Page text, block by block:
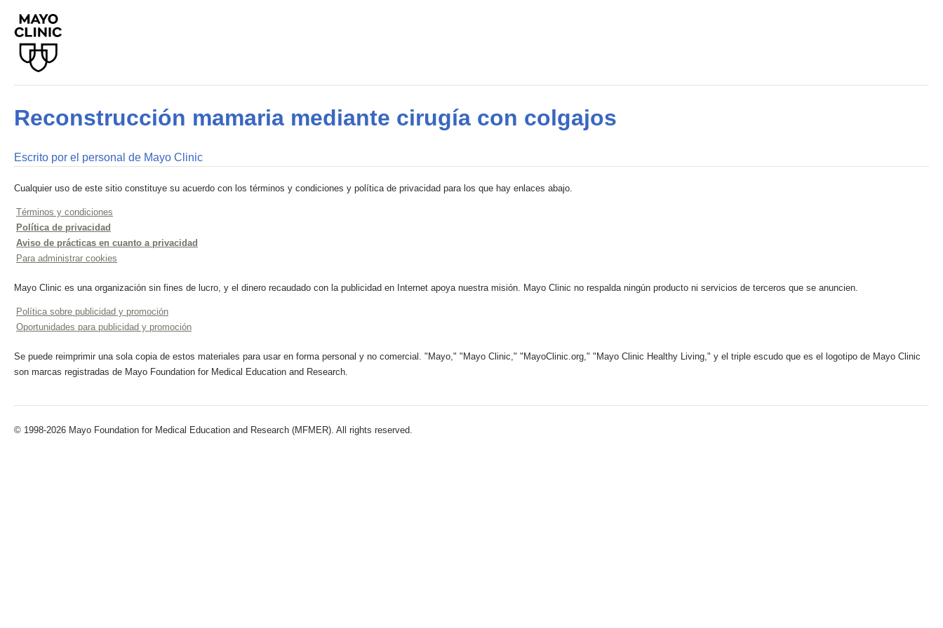
Reconstrucción mamaria mediante cirugía con colgajos
Escrito por el personal de Mayo Clinic
Cualquier uso de este sitio constituye su acuerdo con los términos y condiciones y política de privacidad para los que hay enlaces abajo.
Términos y condiciones
Política de privacidad
Aviso de prácticas en cuanto a privacidad
Para administrar cookies
Mayo Clinic es una organización sin fines de lucro, y el dinero recaudado con la publicidad en Internet apoya nuestra misión. Mayo Clinic no respalda ningún producto ni servicios de terceros que se anuncien.
Política sobre publicidad y promoción
Oportunidades para publicidad y promoción
Se puede reimprimir una sola copia de estos materiales para usar en forma personal y no comercial. "Mayo," "Mayo Clinic," "MayoClinic.org," "Mayo Clinic Healthy Living," y el triple escudo que es el logotipo de Mayo Clinic
son marcas registradas de Mayo Foundation for Medical Education and Research.
© 1998-2026 Mayo Foundation for Medical Education and Research (MFMER). All rights reserved.